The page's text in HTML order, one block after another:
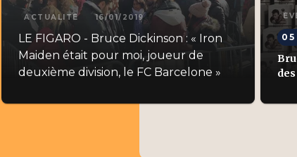
ACTUALITÉ 16/01/2019
LE FIGARO - Bruce Dickinson : « Iron
Maiden était pour moi, joueur de
deuxième division, le FC Barcelone »
05